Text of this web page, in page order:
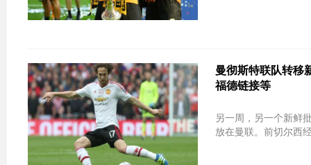
曼彻斯特联队转移
福德链接等
另一周，另一个新鲜
放在曼联。前切尔西